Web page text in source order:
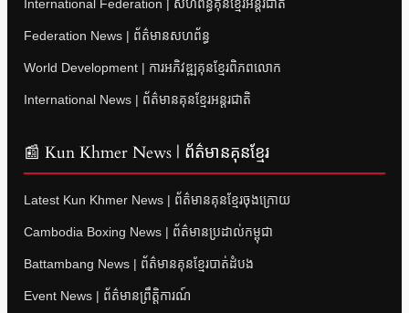
International Federation | សហព័ន្ធគុនខ្មែរអន្តរជាតិ
Federation News | ព័ត៌មានសហព័ន្ធ
World Development | ការអភិវឌ្ឍគុនខ្មែរពិភពលោក
International News | ព័ត៌មានគុនខ្មែរអន្តរជាតិ
📰 Kun Khmer News | ព័ត៌មានគុនខ្មែរ
Latest Kun Khmer News | ព័ត៌មានគុនខ្មែរចុងក្រោយ
Cambodia Boxing News | ព័ត៌មានប្រដាល់កម្ពុជា
Battambang News | ព័ត៌មានគុនខ្មែរបាត់ដំបង
Event News | ព័ត៌មានព្រឹត្តិការណ៍